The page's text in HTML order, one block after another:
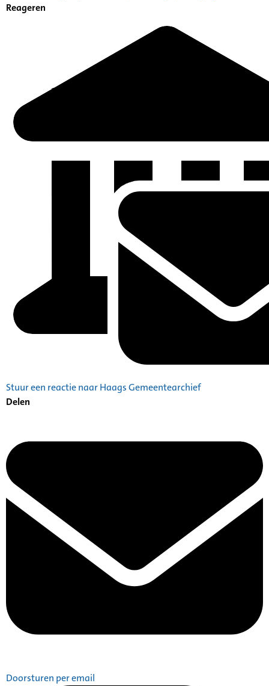
Reageren
Stuur een reactie naar Haags Gemeentearchief
Delen
Doorsturen per email